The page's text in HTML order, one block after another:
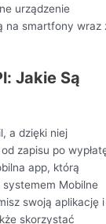
urządzenie
na smartfony wraz
Jakie Są
a dzięki niej
zapisu po
app, którą
Mobilne
swoją aplikację i
skorzystać